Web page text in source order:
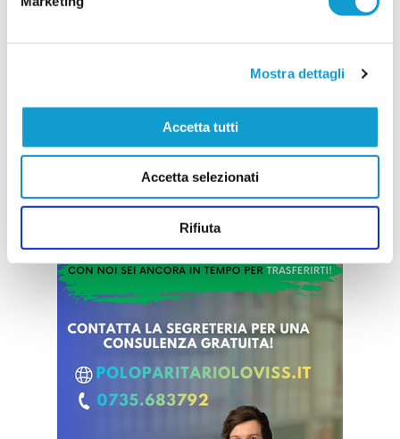
Mostra dettagli
Accetta tutti
Accetta selezionati
Rifiuta
ultime esperienze con Vis Stella e Azzurra SBT,
ma può vantare un curriculum importante